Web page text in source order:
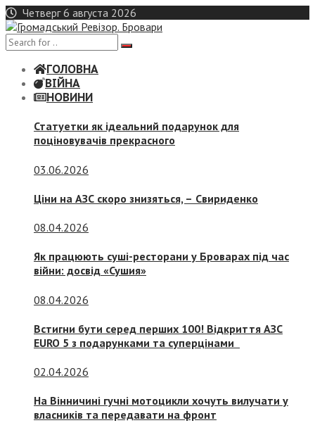
Skip
to
content
Четверг 6 августа 2026
ГОЛОВНА
ВІЙНА
НОВИНИ
Статуетки як ідеальний подарунок для
поціновувачів прекрасного
03.06.2026
Ціни на АЗС скоро знизяться, – Свириденко
08.04.2026
Як працюють суші-ресторани у Броварах під час
війни: досвід «Сушия»
08.04.2026
Встигни бути серед перших 100! Відкриття АЗС
EURO 5 з подарунками та суперцінами
02.04.2026
На Вінничині гучні мотоцикли хочуть вилучати у
власників та передавати на фронт